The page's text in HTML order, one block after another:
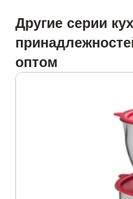
Другие серии
оптом